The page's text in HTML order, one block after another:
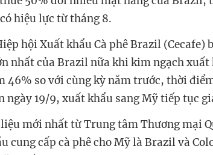
hiệu lực từ tháng 8.
hội Xuất khẩu Cà phê Brazil (Cecafe)
nhất của Brazil nữa khi kim ngạch xuất
46% so với cùng kỳ năm trước, thời
ngày 19/9, xuất khẩu sang Mỹ tiếp tục
mới nhất từ Trung tâm Thương mại
cung cấp cà phê cho Mỹ là Brazil và